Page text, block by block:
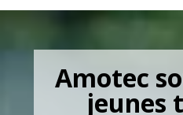
Amotec
jeunes